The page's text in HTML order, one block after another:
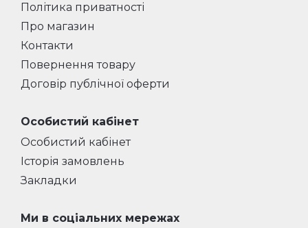
Політика приватності
Про магазин
Контакти
Повернення товару
Договір публічної оферти
Особистий кабінет
Особистий кабінет
Історія замовлень
Закладки
Ми в соціальних мережах